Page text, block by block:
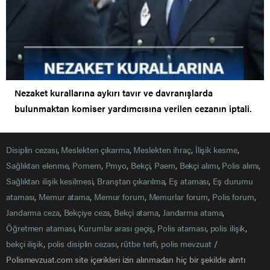
Nezaket kurallarına aykırı tavır ve davranışlarda
bulunmaktan komiser yardımcısına verilen cezanın iptali.
Disiplin cezası, Meslekten çıkarma, Meslekten ihraç, İlişik kesme,
Sağlıktan elenme, Pomem, Pmyo, Bekçi, Paem, Bekçi alımı, Polis alımı,
Sağlıktan ilişik kesilmesi, Branştan çıkarılma, Eş ataması, Eş durumu
ataması, Memur atama, Memur forum, Memurlar forum, Polis forum,
Jandarma ceza, Bekçiye ceza, Bekçi atama, Jandarma atama,
Öğretmen ataması, Kurumlar arası geçiş, Polis ataması, polis ilişik,
bekçi ilişik, polis disiplin cezası, rütbe terfi, polis mevzuat/
Polismevzuat.com site içerikleri izin alınmadan hiç bir şekilde alıntı